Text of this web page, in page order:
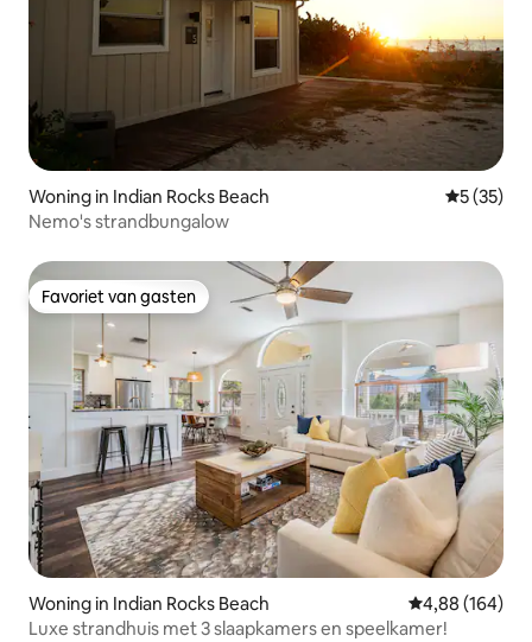
Woning in Indian Rocks Beach
5 (35)
Nemo's strandbungalow
Favoriet van gasten
Favoriet van gasten
Woning in Indian Rocks Beach Gemiddelde
4,88 (164)
Luxe strandhuis met 3 slaapkamers en speelkamer!